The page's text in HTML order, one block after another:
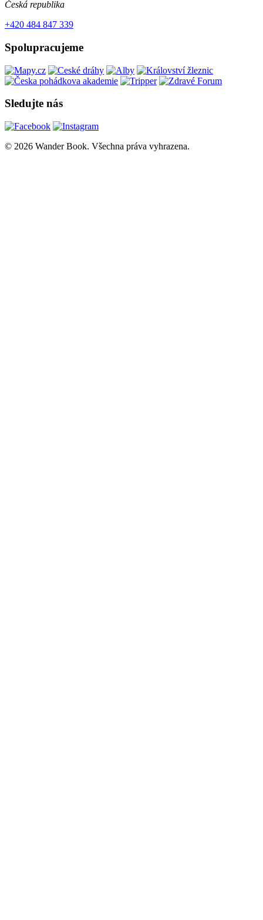
Česká republika
+420 484 847 339
Spolupracujeme
Sledujte nás
© 2026 Wander Book. Všechna práva vyhrazena.